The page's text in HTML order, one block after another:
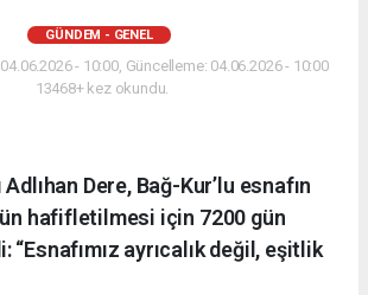
GÜNDEM - GENEL
- 10:00, Güncelleme: 04.06.2026 - 10:00
13468+ kez okundu.
Adlıhan Dere, Bağ-Kur’lu esnafın
hafifletilmesi için 7200 gün
ayrıcalık değil, eşitlik